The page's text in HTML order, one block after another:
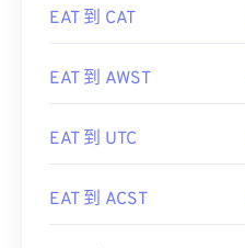
EAT 到 CAT
EAT 到 AWST
EAT 到 UTC
EAT 到 ACST